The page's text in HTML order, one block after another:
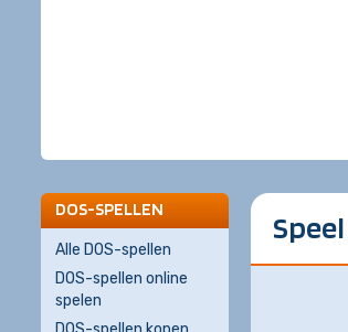
DOS-SPELLEN
Alle DOS-spellen
DOS-spellen online
spelen